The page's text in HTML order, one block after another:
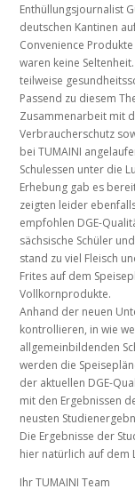
Enthüllungsjournalist
deutschen Kantinen
Convenience
waren keine
teilweise
Passend zu diesem
Zusammenarbeit mit
Verbraucherschutz
bei TUMAINI
Schulessen unter die
Erhebung gab es
zeigten leider
empfohlen DGE-
sächsische Schüler
stand zu viel Fleisch
Frites auf dem
Vollkornprodukte.
Anhand der neuen
kontrollieren, in wie
allgemeinbildenden
werden die
der aktuellen DGE-
mit den Ergebnissen
neusten
Die Ergebnisse der
hier natürlich auf dem
Ihr TUMAINI Team